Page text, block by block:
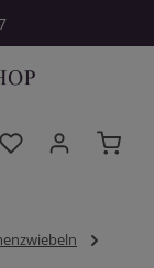
Du hast 0